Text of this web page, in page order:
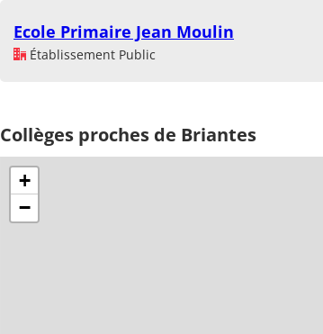
Ecole Primaire Jean Moulin
Établissement Public
Collèges proches de Briantes
+
−